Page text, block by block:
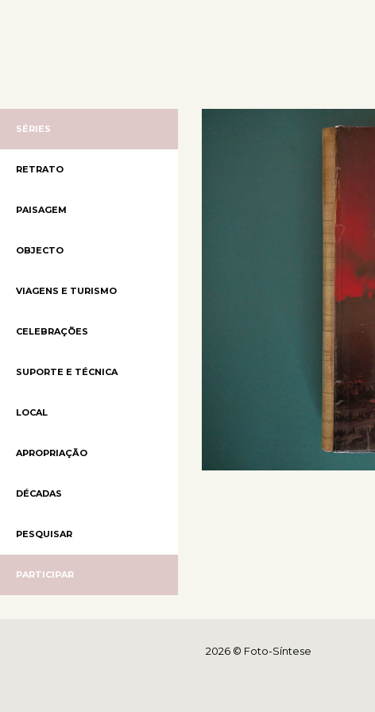
SÉRIES
RETRATO
PAISAGEM
OBJECTO
VIAGENS E TURISMO
CELEBRAÇÕES
SUPORTE E TÉCNICA
LOCAL
APROPRIAÇÃO
DÉCADAS
PESQUISAR
PARTICIPAR
2026 © Foto-Síntese